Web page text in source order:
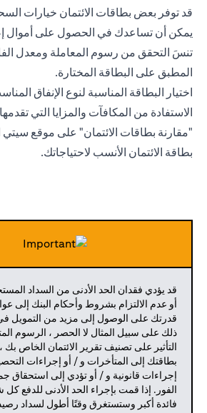
قد توفر بعض بطاقات الائتمان خيارات
يمكن أن تساعدك في الحصول على أموال
المطبق على البطاقة المختارة.
اختيار البطاقة المناسبة لنوع الإنفاق
الاستفادة من المكافآت والمزايا التي
"مقارنة بطاقات الائتمان" على موقع سيتي
بطاقة الائتمان الأنسب لاحتياجاتك.
قد يؤدي فقدان الحد الأدنى من السداد
أو عدم الالتزام بشروط وأحكام البنك إلى
قدرتك على الوصول إلى مزيد من التمويل
ذلك على سبيل المثال لا الحصر ، الرسوم
التأثير على تصنيف تقرير الائتمان الخاص
بطاقتك إلى المتأخرات و / أو إجراءات
إجراءات قانونية و / أو تؤدي إلى استحقاق
الفور. إذا قمت بإجراء الحد الأدنى للدفع
فائدة أكبر وستستغرق وقتًا أطول لسداد